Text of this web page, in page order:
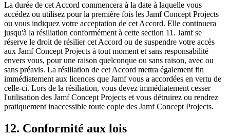
La durée de cet Accord commencera à la date à laquelle vous
accédez ou utilisez pour la première fois les Jamf Concept Projects
ou vous indiquez votre acceptation de cet Accord. Elle continuera
jusqu'à la résiliation conformément à cette section 11. Jamf se
réserve le droit de résilier cet Accord ou de suspendre votre accès
aux Jamf Concept Projects à tout moment et sans responsabilité
envers vous, pour une raison quelconque ou sans raison, avec ou
sans préavis. La résiliation de cet Accord mettra également fin
immédiatement aux licences que Jamf vous a accordées en vertu de
celle-ci. Lors de la résiliation, vous devez immédiatement cesser
l'utilisation des Jamf Concept Projects et vous détruirez ou rendrez
pratiquement inaccessible toute copie des Jamf Concept Projects.
12. Conformité aux lois